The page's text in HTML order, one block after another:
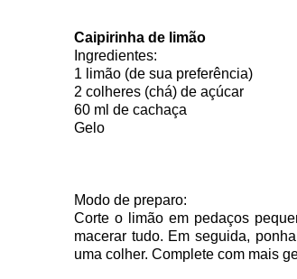
Caipirinha de limão
Ingredientes:
1 limão (de sua preferência)
2 colheres (chá) de açúcar
60 ml de cachaça
Gelo
Modo de preparo:
Corte o limão em pedaços
macerar tudo. Em seguida,
uma colher. Complete com mais